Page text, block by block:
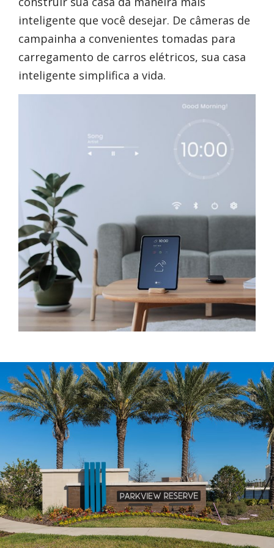
inteligente que você desejar. De câmeras de
campainha a convenientes tomadas para
carregamento de carros elétricos, sua casa
inteligente simplifica a vida.